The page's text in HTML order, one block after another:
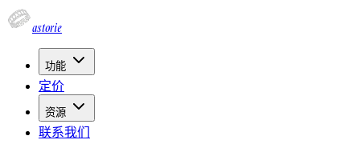
astorie
功能
定价
资源
联系我们